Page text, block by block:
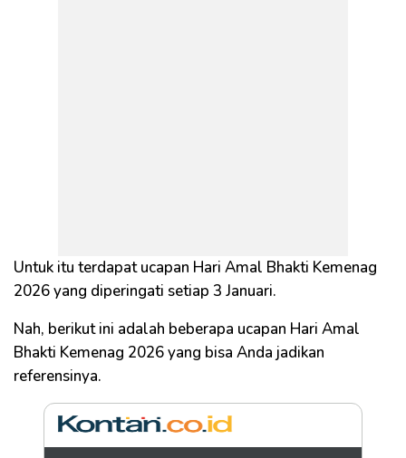
Untuk itu terdapat ucapan Hari Amal Bhakti Kemenag
2026 yang diperingati setiap 3 Januari.
Nah, berikut ini adalah beberapa ucapan Hari Amal
Bhakti Kemenag 2026 yang bisa Anda jadikan
referensinya.